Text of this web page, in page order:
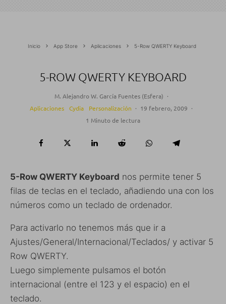
Inicio App Store Aplicaciones 5-Row QWERTY Keyboard
5-ROW QWERTY KEYBOARD
M. Alejandro W. García Fuentes (Esfera) ·
Aplicaciones
Cydia Personalización · 19 febrero, 2009 ·
1 Minuto de lectura
5-Row QWERTY Keyboard nos permite tener 5
filas de teclas en el teclado, añadiendo una con los
números como un teclado de ordenador.
Para activarlo no tenemos más que ir a
Ajustes/General/Internacional/Teclados/ y activar 5
Row QWERTY.
Luego simplemente pulsamos el botón
internacional (entre el 123 y el espacio) en el
teclado.